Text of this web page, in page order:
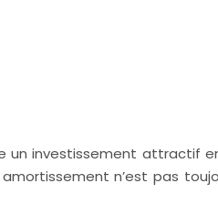
un investissement
n’est pas